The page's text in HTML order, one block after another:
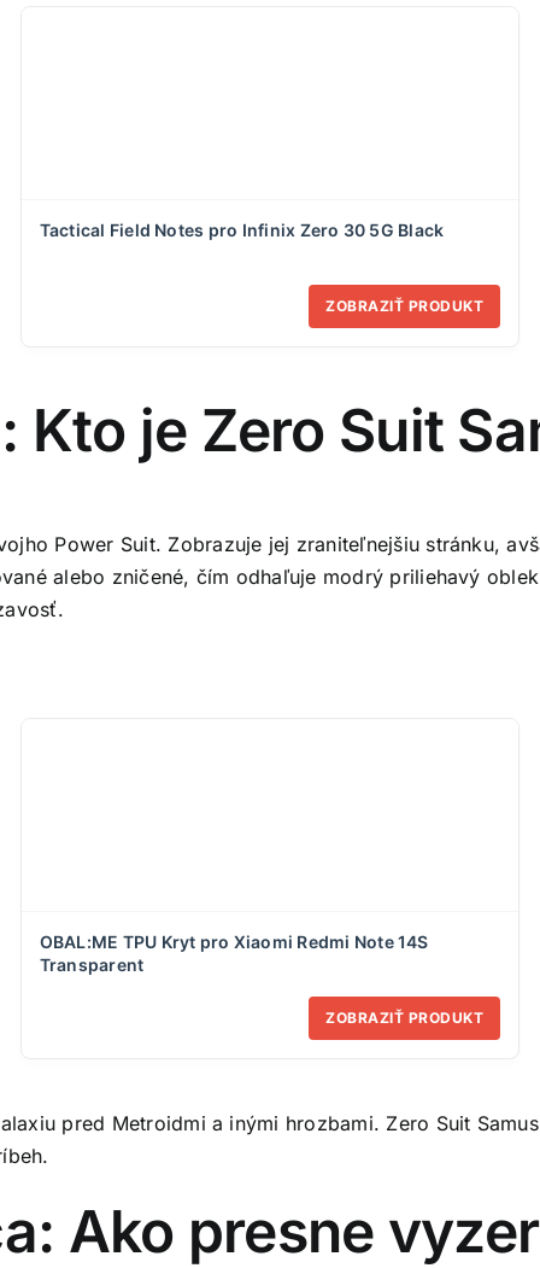
Tactical Field Notes pro Infinix Zero 30 5G Black
ZOBRAZIŤ PRODUKT
Kto je Zero Suit
Power Suit. Zobrazuje jej zraniteľnejšiu stránku,
alebo zničené, čím odhaľuje modrý priliehavý
OBAL:ME TPU Kryt pro Xiaomi Redmi Note 14S
Transparent
ZOBRAZIŤ PRODUKT
pred Metroidmi a inými hrozbami. Zero Suit
Ako presne